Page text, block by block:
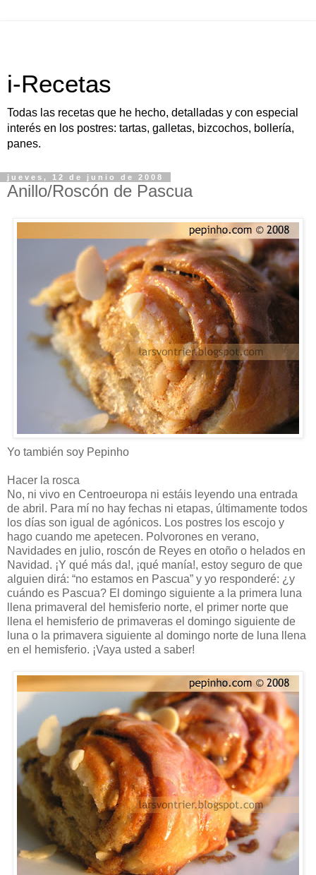
i-Recetas
Todas las recetas que he hecho, detalladas y con especial
interés en los postres: tartas, galletas, bizcochos, bollería,
panes.
jueves, 12 de junio de 2008
Anillo/Roscón de Pascua
Yo también soy Pepinho
Hacer la rosca
No, ni vivo en Centroeuropa ni estáis leyendo una entrada
de abril. Para mí no hay fechas ni etapas, últimamente todos
los días son igual de agónicos. Los postres los escojo y
hago cuando me apetecen. Polvorones en verano,
Navidades en julio, roscón de Reyes en otoño o helados en
Navidad. ¡Y qué más da!, ¡qué manía!, estoy seguro de que
alguien dirá: “no estamos en Pascua” y yo responderé: ¿y
cuándo es Pascua? El domingo siguiente a la primera luna
llena primaveral del hemisferio norte, el primer norte que
llena el hemisferio de primaveras el domingo siguiente de
luna o la primavera siguiente al domingo norte de luna llena
en el hemisferio. ¡Vaya usted a saber!